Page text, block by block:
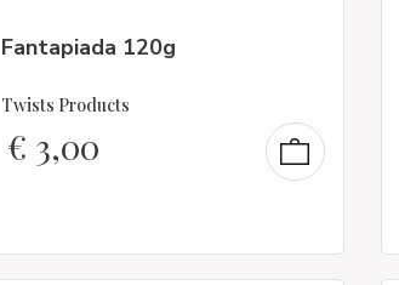
Fantapiada 120g
Twists Products
€ 3,00